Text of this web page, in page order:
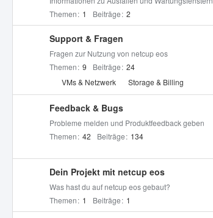
Themen
1 Beiträge 2
Support & Fragen
Fragen zur Nutzung von netcup eos
Themen 9 Beiträge 24
n
t
e
r
o
r
e
n
VMs & Netzwerk Storage & Billing
Feedback & Bugs
Probleme melden und Produktfeedback geben
Themen 42 Beiträge 134
Dein Projekt mit netcup eos
Was hast du auf netcup eos gebaut?
Themen
1 Beiträge 1